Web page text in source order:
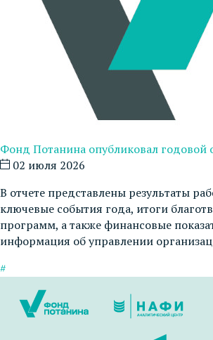
Фонд Потанина опубликовал годовой
02 июля 2026
В отчете представлены результаты
ключевые события года, итоги
программ, а также финансовые
информация об управлении
#